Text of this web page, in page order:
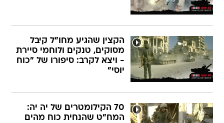
הקצין שהגיע מחו"ל קיבל
מסוקים, טנקים ולוחמי סיירת
- ויצא לקרב: סיפורו של "כוח
יוסי"
70 הקילומטרים של יה יה:
המח"ט שהנחית כוח מהים